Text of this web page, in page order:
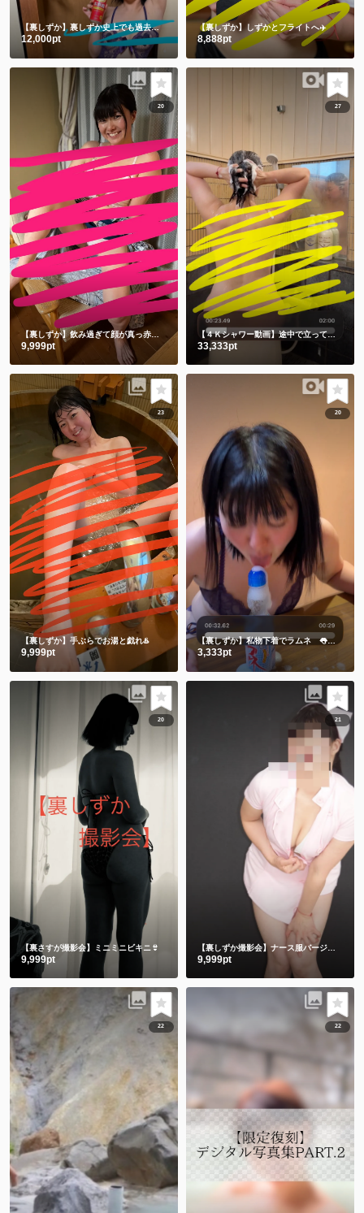
【裏しずか】裏しずか史上でも過去一を争う攻めすぎ写真集😂㊙️
12,000pt
【裏しずか】しずかとフライトへ✈️
8,888pt
20
【裏しずか】飲み過ぎて顔が真っ赤な浴衣しずかです
9,999pt
27
【４Ｋシャワー動画】途中で立ってごめんなさい🙇‍♀️撮影忘れてました🫣
33,333pt
23
【裏しずか】手ぶらでお湯と戯れ♨️
9,999pt
20
【裏しずか】私物下着でラムネ 👅舌でお迎え👅
3,333pt
20
【裏さすが撮影会】ミニミニビキニ👙
9,999pt
21
9,999pt
22 22